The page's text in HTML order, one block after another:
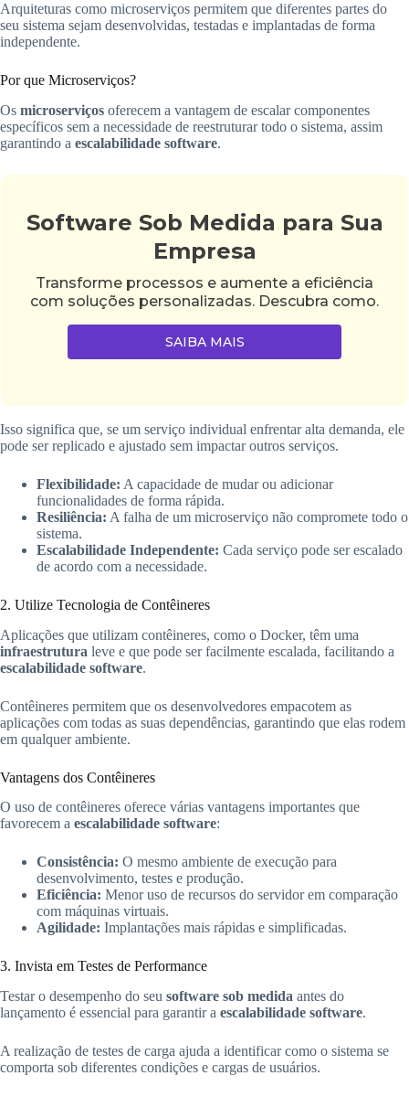
Arquiteturas como microserviços permitem que diferentes partes do
seu sistema sejam desenvolvidas, testadas e implantadas de forma
independente.
Por que Microserviços?
Os microserviços oferecem a vantagem de escalar componentes
específicos sem a necessidade de reestruturar todo o sistema, assim
garantindo a escalabilidade software.
Software Sob Medida para Sua
Empresa
Transforme processos e aumente a eficiência
com soluções personalizadas. Descubra como.
SAIBA MAIS
Isso significa que, se um serviço individual enfrentar alta demanda, ele
pode ser replicado e ajustado sem impactar outros serviços.
Flexibilidade: A capacidade de mudar ou adicionar
funcionalidades de forma rápida.
Resiliência: A falha de um microserviço não compromete todo o
sistema.
Escalabilidade Independente: Cada serviço pode ser escalado
de acordo com a necessidade.
2. Utilize Tecnologia de Contêineres
Aplicações que utilizam contêineres, como o Docker, têm uma
infraestrutura leve e que pode ser facilmente escalada, facilitando a
escalabilidade software.
Contêineres permitem que os desenvolvedores empacotem as
aplicações com todas as suas dependências, garantindo que elas rodem
em qualquer ambiente.
Vantagens dos Contêineres
O uso de contêineres oferece várias vantagens importantes que
favorecem a escalabilidade software:
Consistência: O mesmo ambiente de execução para
desenvolvimento, testes e produção.
Eficiência: Menor uso de recursos do servidor em comparação
com máquinas virtuais.
Agilidade: Implantações mais rápidas e simplificadas.
3. Invista em Testes de Performance
Testar o desempenho do seu software sob medida antes do
lançamento é essencial para garantir a escalabilidade software.
A realização de testes de carga ajuda a identificar como o sistema se
comporta sob diferentes condições e cargas de usuários.